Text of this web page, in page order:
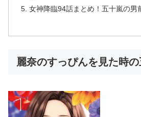
女神降臨94話まとめ！五十嵐の男
麗奈のすっぴんを見た時の